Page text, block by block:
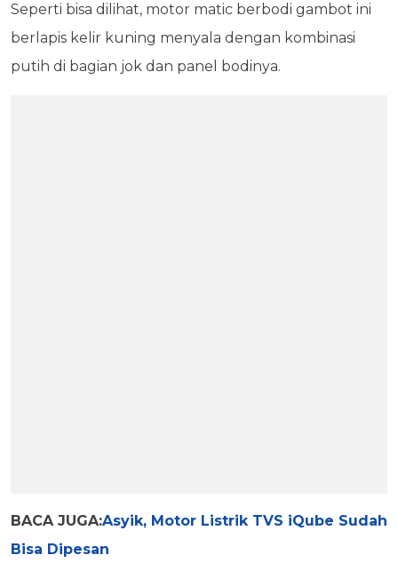
Seperti bisa dilihat, motor matic berbodi gambot ini
berlapis kelir kuning menyala dengan kombinasi
putih di bagian jok dan panel bodinya.
BACA JUGA:Asyik, Motor Listrik TVS iQube Sudah
Bisa Dipesan